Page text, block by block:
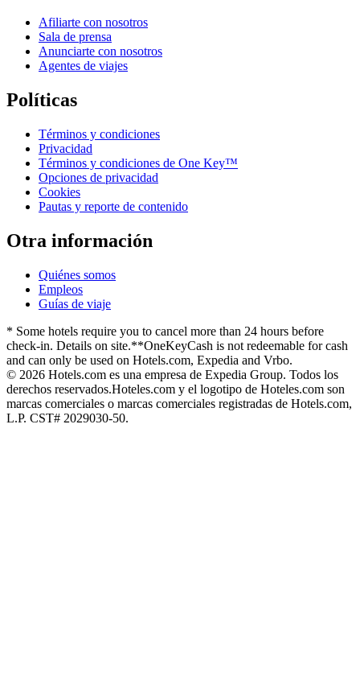
Afiliarte con nosotros
Sala de prensa
Anunciarte con nosotros
Agentes de viajes
Políticas
Términos y condiciones
Privacidad
Términos y condiciones de One Key™
Opciones de privacidad
Cookies
Pautas y reporte de contenido
Otra información
Quiénes somos
Empleos
Guías de viaje
* Some hotels require you to cancel more than 24 hours before
check-in. Details on site.**OneKeyCash is not redeemable for cash
and can only be used on Hotels.com, Expedia and Vrbo.
© 2026 Hotels.com es una empresa de Expedia Group. Todos los
derechos reservados.Hoteles.com y el logotipo de Hoteles.com son
marcas comerciales o marcas comerciales registradas de Hotels.com,
L.P. CST# 2029030-50.